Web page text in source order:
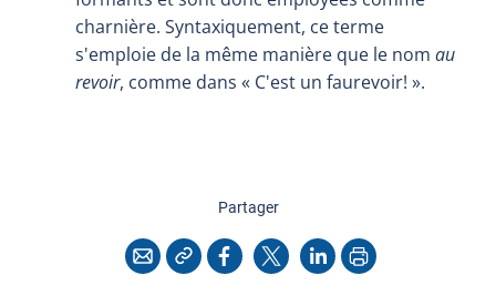
charnière. Syntaxiquement, ce terme
s'emploie de la même manière que le nom au
revoir, comme dans « C'est un faurevoir! ».
Partagercette page
CourrielCopier l'adresse
Facebook
X LinkedInImprimer